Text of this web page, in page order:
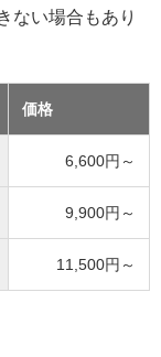
ない場合もあり
価格
6,600円～
9,900円～
11,500円～